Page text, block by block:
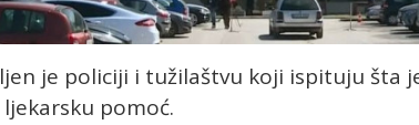
je policiji i tužilaštvu koji ispituju šta
pomoć.